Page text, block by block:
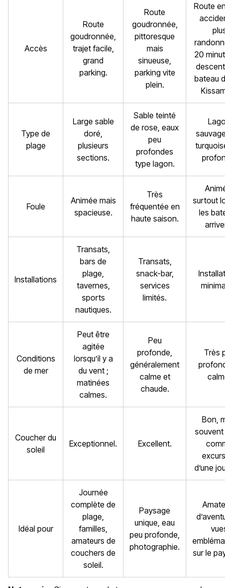
Accès
Route
goudronnée,
trajet facile,
grand
parking.
Route
goudronnée,
pittoresque
mais
sinueuse,
parking vite
plein.
Route
20
bateau
Type de
plage
Large sable
doré,
plusieurs
sections.
Sable teinté
de rose, eaux
peu
profondes
type lagon.
Foule
Animée mais
spacieuse.
Très
fréquentée en
haute saison.
surtout
les
Installations
Transats,
bars de
plage,
tavernes,
sports
nautiques.
Transats,
snack-bar,
services
limités.
Conditions
de mer
Peut être
agitée
lorsqu’il y a
du vent ;
matinées
calmes.
Peu
profonde,
généralement
calme et
chaude.
Très
Coucher du
soleil
Exceptionnel. Excellent.
Bon,
d’une
Idéal pour
Journée
complète de
plage,
familles,
amateurs de
couchers de
soleil.
Paysage
unique, eau
peu profonde,
photographie.
sur le